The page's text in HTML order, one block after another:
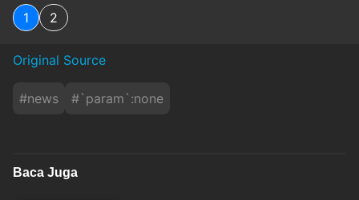
1 2
Original Source
#news #`param`:none
Baca Juga